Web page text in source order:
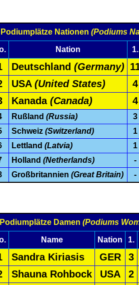
Podiumplätze Nationen (Podiums
Nation 1.
Deutschland (Germany)
USA (United States)
4
Kanada (Canada) 4
Rußland (Russia)
3
Schweiz (Switzerland)
1
Lettland (Latvia)
1
Holland (Netherlands)
-
Großbritannien (Great Britain) -
Podiumplätze Damen (Podiums
Name Nation 1.
Sandra Kiriasis GER
3
Shauna Rohbock USA
2